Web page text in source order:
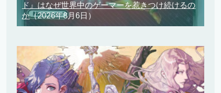
ド』はなぜ世界中のゲーマーを惹きつけ続けるの
か（2026年8月6日）